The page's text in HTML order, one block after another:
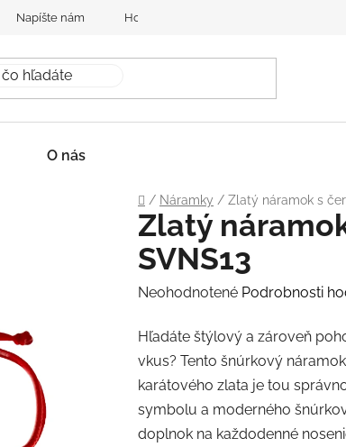
Napíšte nám Hodnotenie obchodu
O nás
Domov
/ Náramky / Zlatý náramok s
Zlatý
SVNS13
Priemerné
produktu
je
0,0
z
5
Neohodnotené Podrobnosti
Hľadáte štýlový a zároveň
vkus? Tento šnúrkový
karátového zlata je tou
symbolu a moderného
doplnok na každodenné